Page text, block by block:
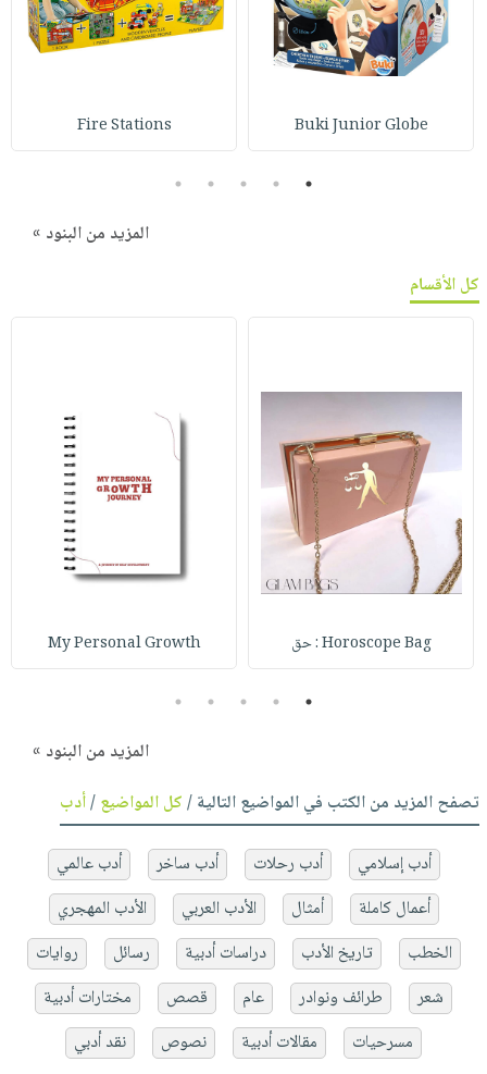
Buki Junior Globe
Fire Stations
1
2
3
4
5
المزيد من البنود »
كل الأقسام
Horoscope Bag : حق My Personal Growth
1
2
3
4
5
المزيد من البنود »
تصفح المزيد من الكتب في المواضيع التالية /كل المواضيع/أدب
أدب إسلامي أدب رحلات أدب ساخر
أدب عالمي
أعمال كاملة
أمثال الأدب العربي
الأدب المهجري
الخطب
تاريخ الأدب دراسات أدبية رسائل
روايات
شعر
طرائف ونوادر عام قصص
مختارات أدبية
مسرحيات
مقالات أدبية نصوص نقد أدبي